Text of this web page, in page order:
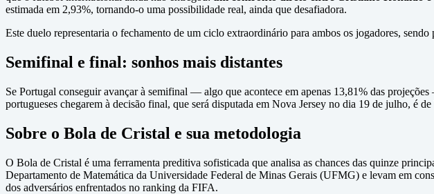
estimada em 2,93%, tornando-o uma possibilidade real, ainda que desafiadora.
Este duelo representaria o fechamento de um ciclo extraordinário para ambos os jogadores,
Semifinal e final: sonhos mais distantes
Se Portugal conseguir avançar à semifinal — algo que acontece em apenas 13,81% das
portugueses chegarem à decisão final, que será disputada em Nova Jersey no dia 19 de julho, é
Sobre o Bola de Cristal e sua metodologia
O Bola de Cristal é uma ferramenta preditiva sofisticada que analisa as chances das quinze
Departamento de Matemática da Universidade Federal de Minas Gerais (UFMG) e levam em
dos adversários enfrentados no ranking da FIFA.